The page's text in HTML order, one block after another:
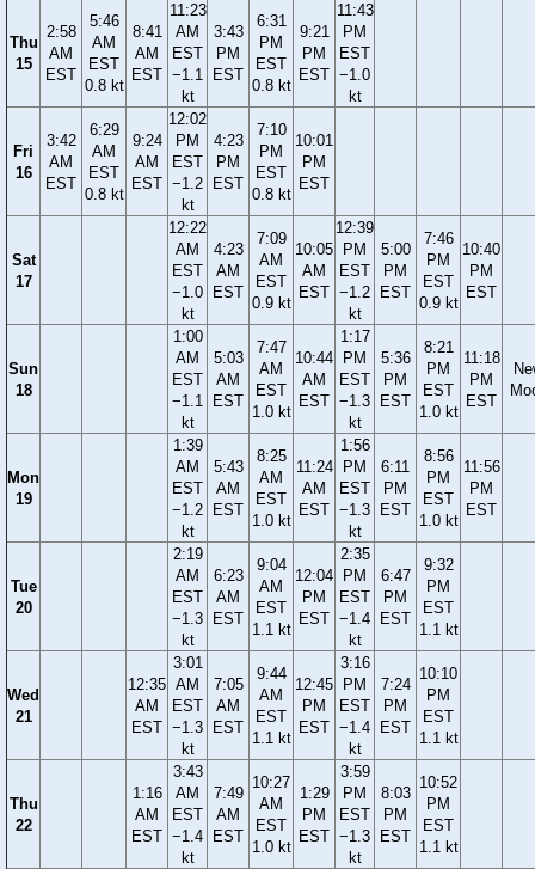
Thu
15
2:58
AM
EST
5:46
AM
EST
0.8 kt
8:41
AM
EST
11:23
AM
EST
−1.1
kt
3:43
PM
EST
6:31
PM
EST
0.8 kt
9:21
PM
EST
11:43
PM
EST
−1.0
kt
Fri
16
3:42
AM
EST
6:29
AM
EST
0.8 kt
9:24
AM
EST
12:02
PM
EST
−1.2
kt
4:23
PM
EST
7:10
PM
EST
0.8 kt
10:01
PM
EST
Sat
17
12:22
AM
EST
−1.0
kt
4:23
AM
EST
7:09
AM
EST
0.9 kt
10:05
AM
EST
12:39
PM
EST
−1.2
kt
5:00
PM
EST
7:46
PM
EST
0.9 kt
10:40
PM
EST
Sun
18
1:00
AM
EST
−1.1
kt
5:03
AM
EST
7:47
AM
EST
1.0 kt
10:44
AM
EST
1:17
PM
EST
−1.3
kt
5:36
PM
EST
8:21
PM
EST
1.0 kt
11:18
PM
EST
Mon
19
1:39
AM
EST
−1.2
kt
5:43
AM
EST
8:25
AM
EST
1.0 kt
11:24
AM
EST
1:56
PM
EST
−1.3
kt
6:11
PM
EST
8:56
PM
EST
1.0 kt
11:56
PM
EST
Tue
20
2:19
AM
EST
−1.3
kt
6:23
AM
EST
9:04
AM
EST
1.1 kt
12:04
PM
EST
2:35
PM
EST
−1.4
kt
6:47
PM
EST
9:32
PM
EST
1.1 kt
Wed
21
12:35
AM
EST
3:01
AM
EST
−1.3
kt
7:05
AM
EST
9:44
AM
EST
1.1 kt
12:45
PM
EST
3:16
PM
EST
−1.4
kt
7:24
PM
EST
10:10
PM
EST
1.1 kt
Thu
22
1:16
AM
EST
3:43
AM
EST
−1.4
kt
7:49
AM
EST
10:27
AM
EST
1.0 kt
1:29
PM
EST
3:59
PM
EST
−1.3
kt
8:03
PM
EST
10:52
PM
EST
1.1 kt